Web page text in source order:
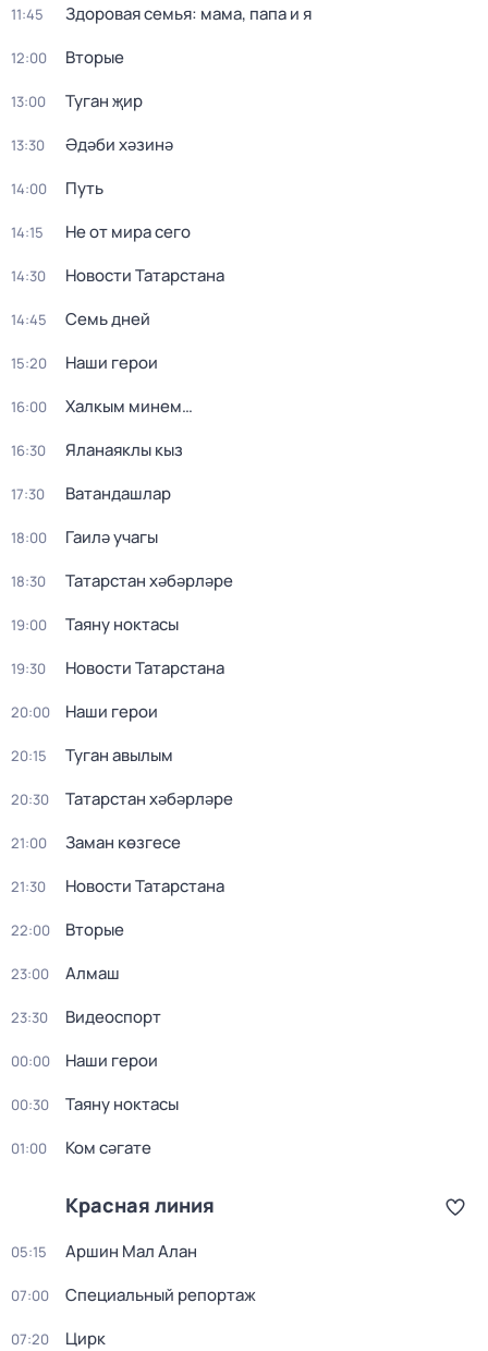
11:45 Здоровая семья: мама, папа и я
12:00 Вторые
13:00 Туган җир
13:30 Әдәби хәзинә
14:00 Путь
14:15 Не от мира сего
14:30 Новости Татарстана
14:45 Семь дней
15:20 Наши герои
16:00 Халкым минем…
16:30 Яланаяклы кыз
17:30 Ватандашлар
18:00 Гаилә учагы
18:30 Татарстан хәбәрләре
19:00 Таяну ноктасы
19:30 Новости Татарстана
20:00 Наши герои
20:15 Туган авылым
20:30 Татарстан хәбәрләре
21:00 Заман көзгесе
21:30 Новости Татарстана
22:00 Вторые
23:00 Алмаш
23:30 Видеоспорт
00:00 Наши герои
00:30 Таяну ноктасы
01:00 Ком сәгате
Красная линия
05:15 Аршин Мал Алан
07:00 Специальный репортаж
07:20 Цирк